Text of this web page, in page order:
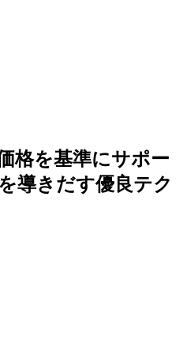
格を基準にサポー
導きだす優良テク